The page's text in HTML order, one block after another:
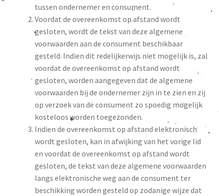
tussen ondernemer en consument.
Voordat de overeenkomst op afstand wordt
gesloten, wordt de tekst van deze algemene
voorwaarden aan de consument beschikbaar
gesteld. Indien dit redelijkerwijs niet mogelijk is, zal
voordat de overeenkomst op afstand wordt
gesloten, worden aangegeven dat de algemene
voorwaarden bij de ondernemer zijn in te zien en zij
op verzoek van de consument zo spoedig mogelijk
kosteloos worden toegezonden.
Indien de overeenkomst op afstand elektronisch
wordt gesloten, kan in afwijking van het vorige lid
en voordat de overeenkomst op afstand wordt
gesloten, de tekst van deze algemene voorwaarden
langs elektronische weg aan de consument ter
beschikking worden gesteld op zodanige wijze dat